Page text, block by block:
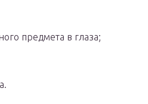
предмета в глаза;